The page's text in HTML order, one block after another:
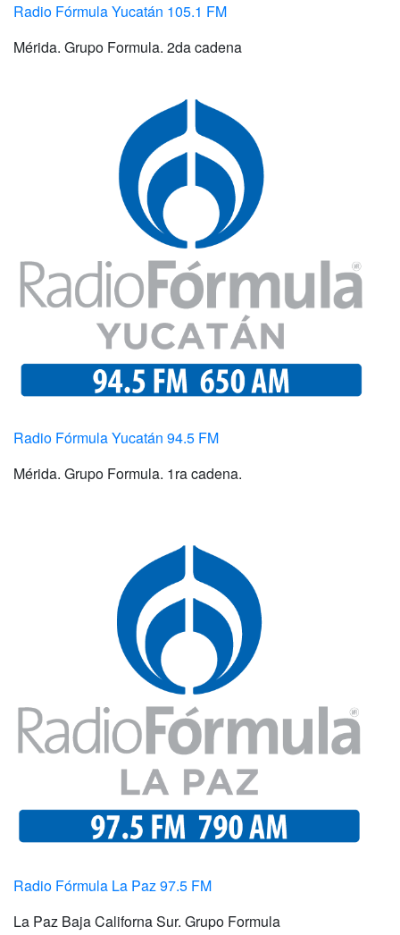
Radio Fórmula Yucatán 105.1 FM
Mérida. Grupo Formula. 2da cadena
Radio Fórmula Yucatán 94.5 FM
Mérida. Grupo Formula. 1ra cadena.
Radio Fórmula La Paz 97.5 FM
La Paz Baja Californa Sur. Grupo Formula